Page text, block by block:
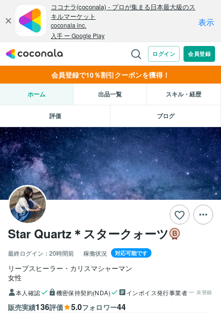
会員登録で10％割引クーポンを獲得！
ホーム 出品一覧 スキル・経歴
評価 ブログ
Star Quartz＊スタークォーツ
最終ログイン： 20時間前 稼働状況 対応可能です
リーブスヒーラー・カリスマシャーマン
女性
本人確認 機密保持契約(NDA) インボイス発行事業者 未登録
販売実績136評価 5.0フォロワー44